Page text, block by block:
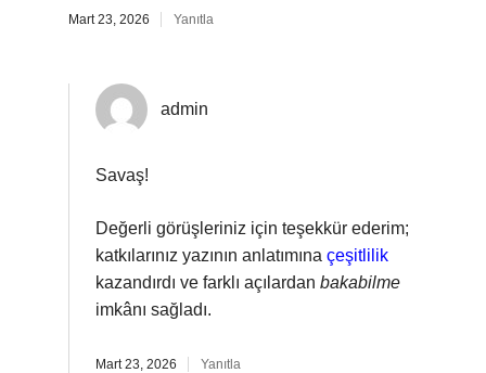
Mart 23, 2026 Yanıtla
admin
Savaş!
Değerli görüşleriniz için teşekkür ederim;
katkılarınız yazının anlatımına çeşitlilik
kazandırdı ve farklı açılardan bakabilme
imkânı sağladı.
Mart 23, 2026 Yanıtla